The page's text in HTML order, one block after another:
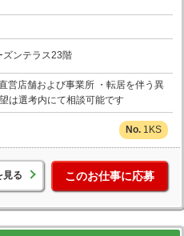
ンテラス23階
営店舗および事業所 ・転居を伴う異
は選考内にて相談可能です
1KS
見る このお仕事に応募